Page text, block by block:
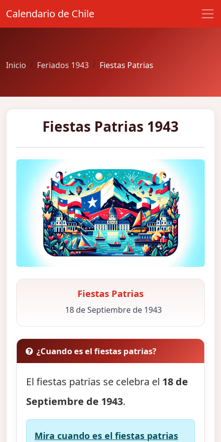
Calendario de Chile
Inicio Feriados 1943 Fiestas Patrias
Fiestas Patrias 1943
Fiestas Patrias
18 de Septiembre de 1943
¿Cuando es el fiestas patrias?
El fiestas patrias se celebra el 18 de
Septiembre de 1943.
Mira cuando es el fiestas patrias